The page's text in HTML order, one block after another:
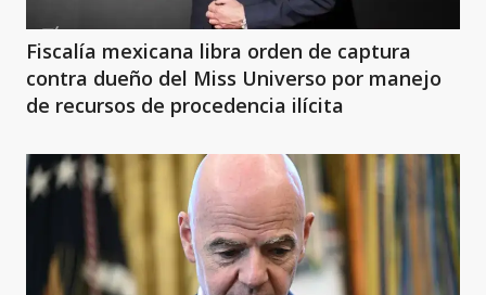
Fiscalía mexicana libra orden de captura
contra dueño del Miss Universo por manejo
de recursos de procedencia ilícita